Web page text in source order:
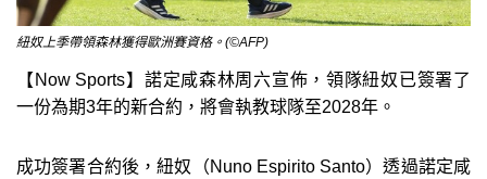
紐奴上季帶領森林獲得歐洲賽資格。(©AFP)
【Now Sports】諾定咸森林周六宣佈，領隊紐奴已簽署了
一份為期3年的新合約，將會執教球隊至2028年。
成功簽署合約後，紐奴（Nuno Espirito Santo）透過諾定咸